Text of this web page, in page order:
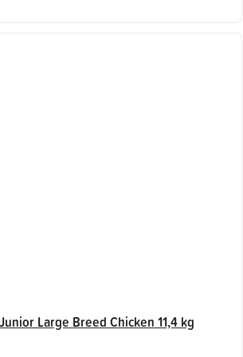
Large Breed Chicken 11,4 kg